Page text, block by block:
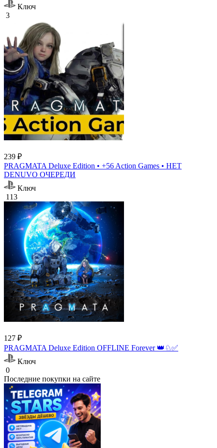
Ключ
3
239 ₽
PRAGMATA Deluxe Edition • +56 Action Games • НЕТ
DENUVO ОЧЕРЕДИ
Ключ
113
127 ₽
PRAGMATA Deluxe Edition OFFLINE Forever 👑♘✅
Ключ
0
Последние покупки на сайте